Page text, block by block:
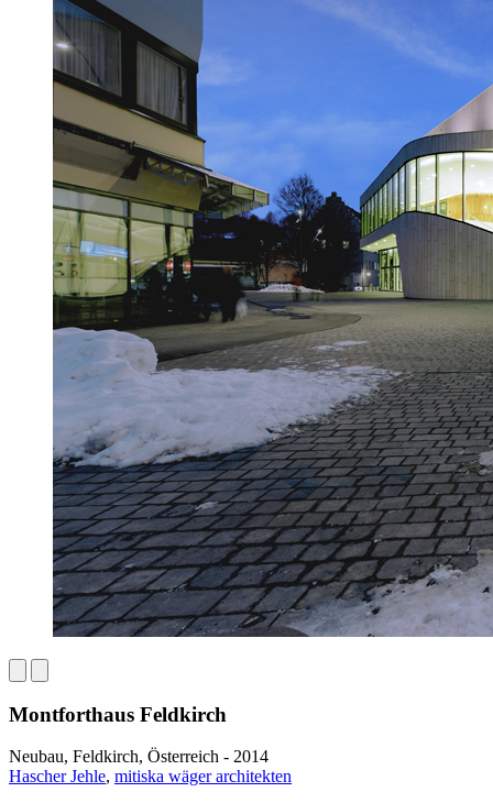
Montforthaus Feldkirch
Neubau, Feldkirch, Österreich - 2014
Hascher Jehle, mitiska wäger architekten